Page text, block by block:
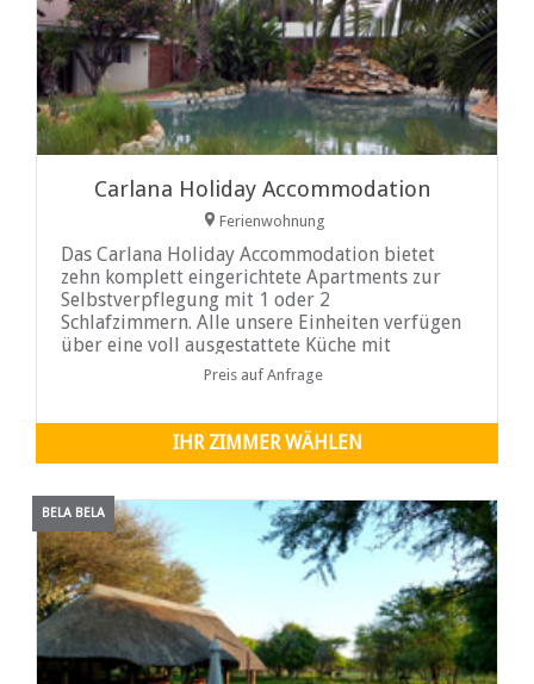
Carlana Holiday Accommodation
Ferienwohnung
Das Carlana Holiday Accommodation bietet
zehn komplett eingerichtete Apartments zur
Selbstverpflegung mit 1 oder 2
Schlafzimmern. Alle unsere Einheiten verfügen
über eine voll ausgestattete Küche mit
Kühlschrank, Wasserkocher, Toaster,
Preis auf Anfrage
IHR ZIMMER WÄHLEN
BELA BELA